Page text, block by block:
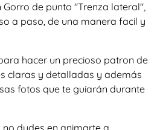
de punto "Trenza lateral",
a paso, de una manera facil y
hacer un precioso patron de
claras y detalladas y además
fotos que te guiarán durante
dudes en animarte a